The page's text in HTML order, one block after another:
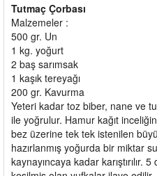
Tutmaç Çorbası
Malzemeler :
500 gr. Un
1 kg. yoğurt
2 baş sarımsak
1 kaşık tereyağı
200 gr. Kavurma
Yeteri kadar toz biber, nane ve
ile yoğrulur. Hamur kağıt
bez üzerine tek tek istenilen
hazırlanmış yoğurda bir miktar
kaynayıncaya kadar karıştırılır.